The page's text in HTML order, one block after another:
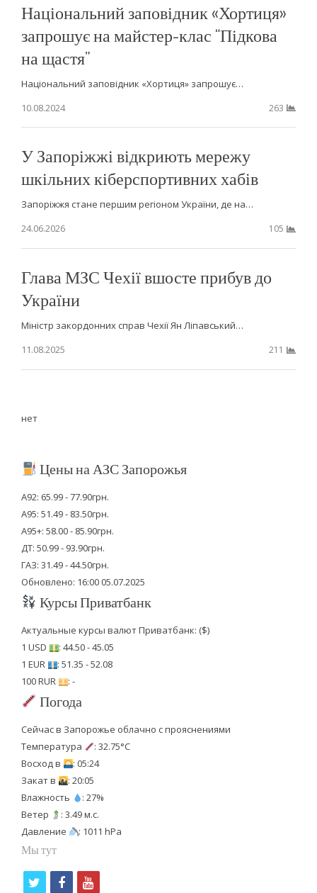
Національний заповідник «Хортиця»
запрошує на майстер-клас “Підкова
на щастя”
Національний заповідник «Хортиця» запрошує…
10.08.2024
263
У Запоріжжі відкриють мережу
шкільних кіберспортивних хабів
Запоріжжя стане першим регіоном України, де на…
24.06.2026
105
Глава МЗС Чехії вшосте прибув до
України
Міністр закордонних справ Чехії Ян Ліпавський…
11.08.2025
211
нет
Цены на АЗС Запорожья
А92: 65.99 - 77.90грн.
А95: 51.49 - 83.50грн.
А95+: 58.00 - 85.90грн.
ДТ: 50.99 - 93.90грн.
ГАЗ: 31.49 - 44.50грн.
Обновлено: 16:00 05.07.2025
Курсы Приватбанк
Актуальные курсы валют Приватбанк: ($)
1 USD
: 44.50 - 45.05
1 EUR
: 51.35 - 52.08
100 RUR
: -
Погода
Сейчас в Запорожье облачно с прояснениями
Температура
: 32.75°C
Восход в
: 05:24
Закат в
: 20:05
Влажность
: 27%
Ветер
: 3.49 м.с.
Давление
: 1011 hPa
Мы тут
f
y